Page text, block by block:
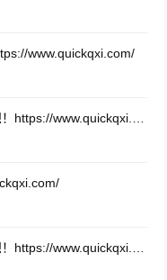
www.quickqxi.com/